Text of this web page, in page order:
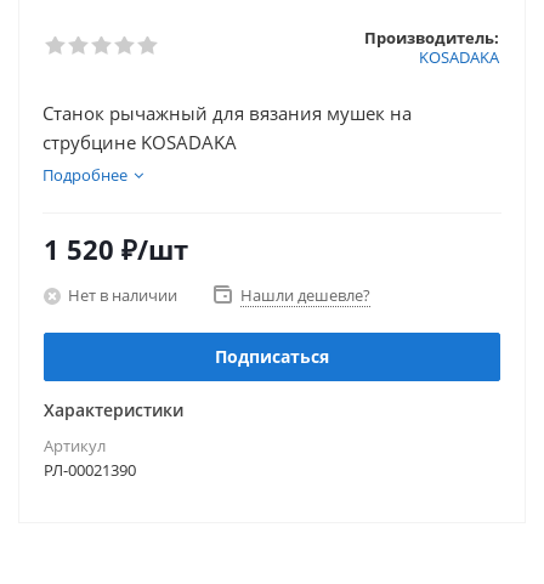
Производитель:
KOSADAKA
Cтанок рычажный для вязания мушек на
струбцине KOSADAKA
Подробнее
1 520 ₽/шт
Нет в наличии Нашли дешевле?
Подписаться
Характеристики
Артикул
РЛ-00021390